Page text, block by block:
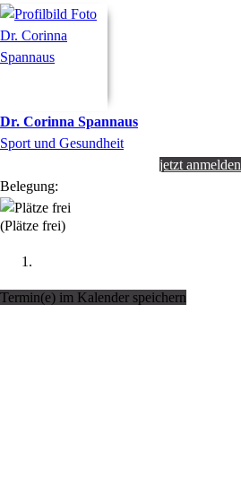
Dr. Corinna Spannaus
Sport und Gesundheit
jetzt anmelden
Belegung:
(Plätze frei)
Termin(e) im Kalender speichern